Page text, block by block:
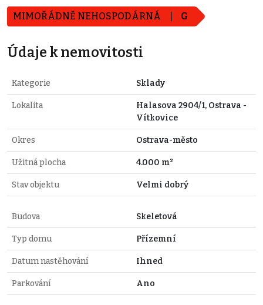
MIMOŘÁDNĚ NEHOSPODÁRNÁ G
Údaje k nemovitosti
Kategorie Sklady
Lokalita
Halasova 2904/1, Ostrava -
Vítkovice
Okres Ostrava-město
Užitná plocha 4.000 m²
Stav objektu Velmi dobrý
Budova Skeletová
Typ domu Přízemní
Datum nastěhování Ihned
Parkování Ano